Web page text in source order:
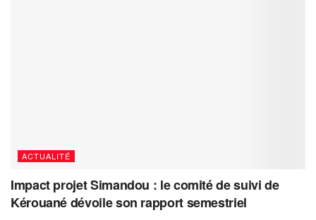
ACTUALITÉ
Impact projet Simandou : le comité de suivi de
Kérouané dévoile son rapport semestriel